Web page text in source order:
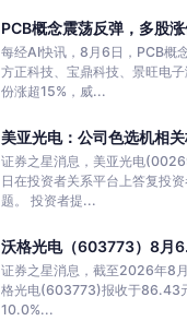
PCB概念震荡反弹，多股
每经AI快讯，8月6日，PCB概
方正科技、宝鼎科技、景旺电
份涨超15%，威...
美亚光电：公司色选机相
证券之星消息，美亚光电
日在投资者关系平台上答复投
题。 投资者提...
沃格光电（603773）8月
证券之星消息，截至2026年8
格光电(603773)报收于86.43
10.0%...